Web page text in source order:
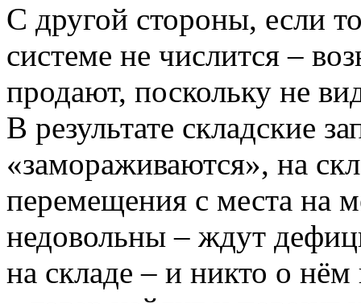
С другой стороны, если
системе не числится –
продают, поскольку не
В результате складские
«замораживаются», на
перемещения с места на
недовольны – ждут
на складе – и никто о нём